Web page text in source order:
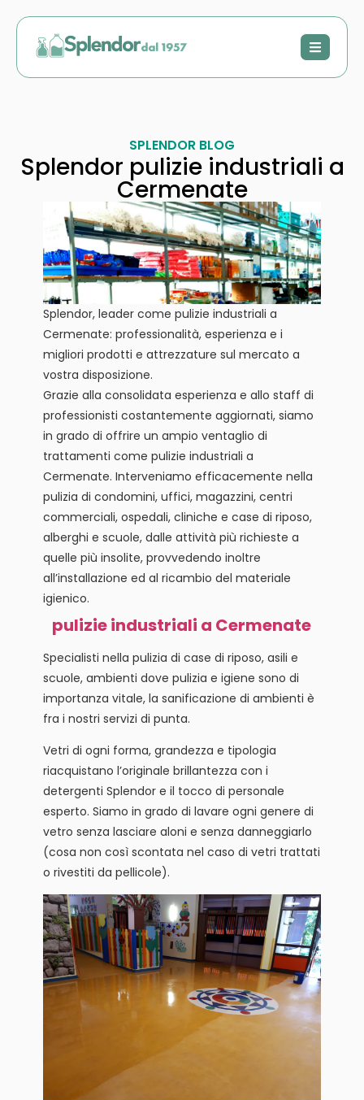
SPLENDOR BLOG
Splendor pulizie industriali a
Cermenate
Splendor, leader come pulizie industriali a
Cermenate: professionalità, esperienza e i
migliori prodotti e attrezzature sul mercato a
vostra disposizione.
Grazie alla consolidata esperienza e allo staff di
professionisti costantemente aggiornati, siamo
in grado di offrire un ampio ventaglio di
trattamenti come pulizie industriali a
Cermenate. Interveniamo efficacemente nella
pulizia di condomini, uffici, magazzini, centri
commerciali, ospedali, cliniche e case di riposo,
alberghi e scuole, dalle attività più richieste a
quelle più insolite, provvedendo inoltre
all’installazione ed al ricambio del materiale
igienico.
pulizie industriali a Cermenate
Specialisti nella pulizia di case di riposo, asili e
scuole, ambienti dove pulizia e igiene sono di
importanza vitale, la sanificazione di ambienti è
fra i nostri servizi di punta.
Vetri di ogni forma, grandezza e tipologia
riacquistano l’originale brillantezza con i
detergenti Splendor e il tocco di personale
esperto. Siamo in grado di lavare ogni genere di
vetro senza lasciare aloni e senza danneggiarlo
(cosa non così scontata nel caso di vetri trattati
o rivestiti da pellicole).